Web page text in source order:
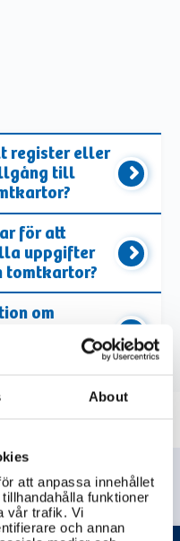
About
att anpassa innehållet
funktioner
vår trafik. Vi
och annan
register eller
till
för att
uppgifter
tomtkartor?
om
för